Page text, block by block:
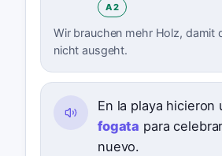
A2
Wir brauchen mehr Holz, damit
nicht ausgeht.
En la playa hicieron
fogata para
nuevo.